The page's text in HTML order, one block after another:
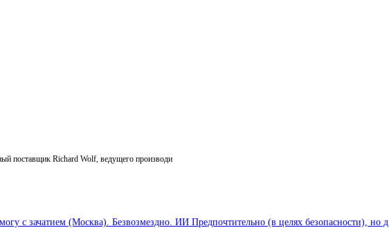
поставщик Richard Wolf, ведущего производи
с зачатием (Москва). Безвозмездно. ИИ Предпочтительно (в целях безопасности), но д